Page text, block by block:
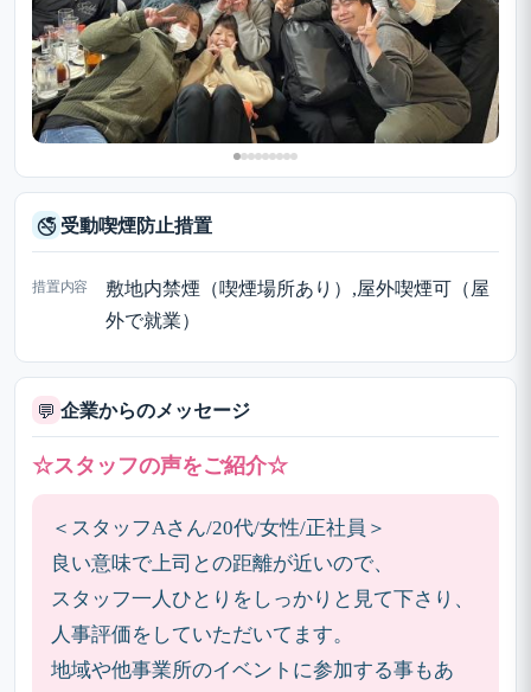
🚭 受動喫煙防止措置
措置内容
敷地内禁煙（喫煙場所あり）,屋外喫煙可（屋
外で就業）
💬 企業からのメッセージ
☆スタッフの声をご紹介☆
＜スタッフAさん/20代/女性/正社員＞
良い意味で上司との距離が近いので、
スタッフ一人ひとりをしっかりと見て下さり、
人事評価をしていただいてます。
地域や他事業所のイベントに参加する事もあ